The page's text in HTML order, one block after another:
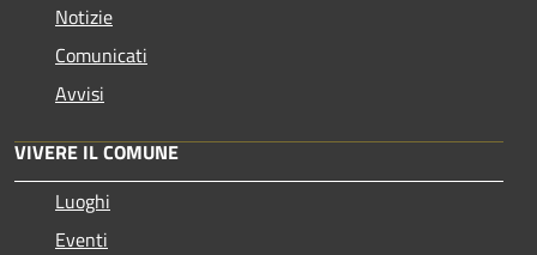
Notizie
Comunicati
Avvisi
VIVERE IL COMUNE
Luoghi
Eventi